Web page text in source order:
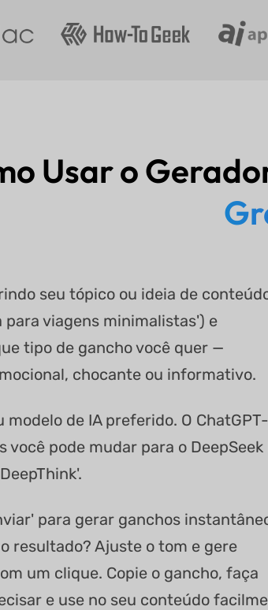
Usar o
seu tópico ou ideia de
para viagens minimalistas') e
tipo de gancho você quer —
chocante ou informativo.
modelo de IA preferido. O
você pode mudar para o DeepSeek
para gerar ganchos
resultado? Ajuste o tom e gere
um clique. Copie o gancho, faça
e use no seu conteúdo